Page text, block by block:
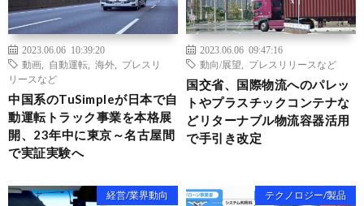
2023.06.06 10:39:20
動画
自動運転 海外
プレスリ
リースなど
中国系のTuSimpleが日本で自
動運転トラック事業を本格展
開、23年中に東京～名古屋間
で実証実験へ
2023.06.06 09:47:16
動向/展望
プレスリリースなど
国交省、国際物流へのパレッ
トやプラスチックコンテナな
どリターナブル物流容器活用
で手引き改定
経営/業界動向 テクノロジー/製品